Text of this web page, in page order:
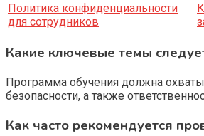
Политика конфиденциальности
для сотрудников
Какие ключевые темы
Программа обучения должна
безопасности, а также
Как часто рекомендуется